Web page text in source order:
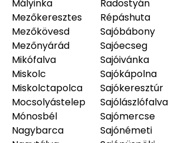
Mályinka
Mezőkeresztes
Mezőkövesd
Mezőnyárád
Mikófalva
Miskolc
Miskolctapolca
Mocsolyástelep
Mónosbél
Nagybarca
Radostyán
Répáshuta
Sajóbábony
Sajóecseg
Sajóivánka
Sajókápolna
Sajókeresztúr
Sajólászlófalva
Sajómercse
Sajónémeti